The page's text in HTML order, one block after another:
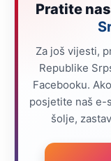
Pratite
Za još vijesti,
Republike
Facebooku.
posjetite naš e-
šolje,